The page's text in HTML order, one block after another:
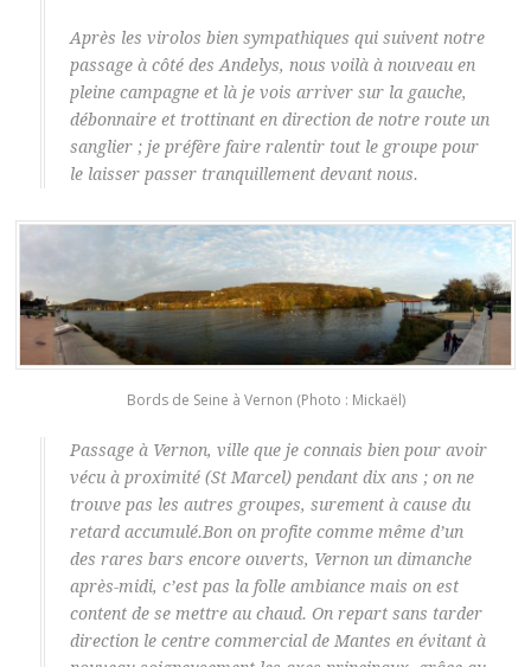
Après les virolos bien sympathiques qui suivent notre
passage à côté des Andelys, nous voilà à nouveau en
pleine campagne et là je vois arriver sur la gauche,
débonnaire et trottinant en direction de notre route un
sanglier ; je préfère faire ralentir tout le groupe pour
le laisser passer tranquillement devant nous.
Bords de Seine à Vernon (Photo : Mickaël)
Passage à Vernon, ville que je connais bien pour avoir
vécu à proximité (St Marcel) pendant dix ans ; on ne
trouve pas les autres groupes, surement à cause du
retard accumulé.Bon on profite comme même d’un
des rares bars encore ouverts, Vernon un dimanche
après-midi, c’est pas la folle ambiance mais on est
content de se mettre au chaud. On repart sans tarder
direction le centre commercial de Mantes en évitant à